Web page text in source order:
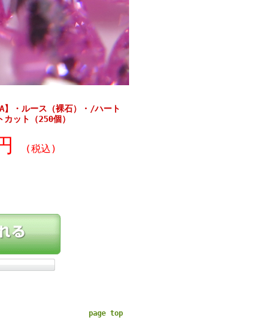
】・ルース（裸石）・/ハート
ット（250個）
(税込)
page top